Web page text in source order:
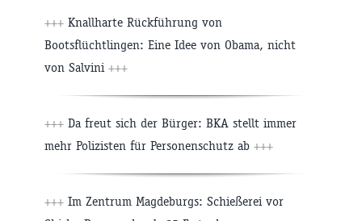
+++ Knallharte Rückführung von
Bootsflüchtlingen: Eine Idee von Obama, nicht
von Salvini +++
+++ Da freut sich der Bürger: BKA stellt immer
mehr Polizisten für Personenschutz ab +++
+++ Im Zentrum Magdeburgs: Schießerei vor